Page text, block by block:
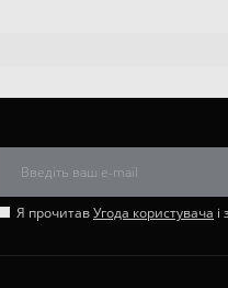
Я прочитавУгода користувача